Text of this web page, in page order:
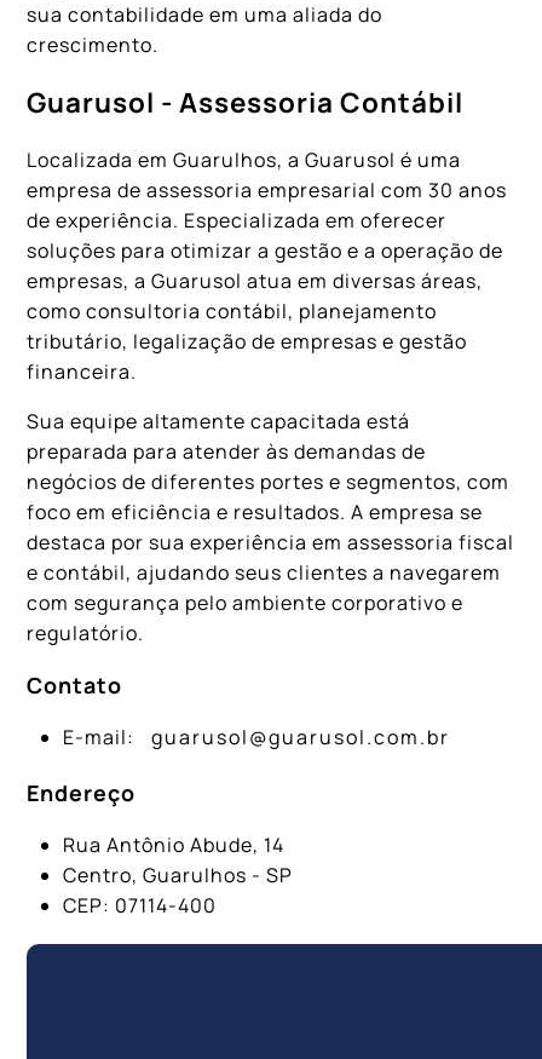
sua contabilidade em uma aliada do
crescimento.
Guarusol - Assessoria Contábil
Localizada em Guarulhos, a Guarusol é uma
empresa de assessoria empresarial com 30 anos
de experiência. Especializada em oferecer
soluções para otimizar a gestão e a operação de
empresas, a Guarusol atua em diversas áreas,
como consultoria contábil, planejamento
tributário, legalização de empresas e gestão
financeira.
Sua equipe altamente capacitada está
preparada para atender às demandas de
negócios de diferentes portes e segmentos, com
foco em eficiência e resultados. A empresa se
destaca por sua experiência em assessoria fiscal
e contábil, ajudando seus clientes a navegarem
com segurança pelo ambiente corporativo e
regulatório.
Contato
E-mail: guarusol@guarusol.com.br
Endereço
Rua Antônio Abude, 14
Centro, Guarulhos - SP
CEP: 07114-400